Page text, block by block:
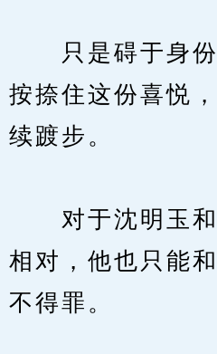
只是碍于身份
按捺住这份喜悦
续踱步。
对于沈明玉和
相对，他也只能
不得罪。